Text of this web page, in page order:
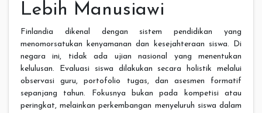
Lebih Manusiawi
Finlandia dikenal dengan sistem pendidikan yang
menomorsatukan kenyamanan dan kesejahteraan siswa. Di
negara ini, tidak ada ujian nasional yang menentukan
kelulusan. Evaluasi siswa dilakukan secara holistik melalui
observasi guru, portofolio tugas, dan asesmen formatif
sepanjang tahun. Fokusnya bukan pada kompetisi atau
peringkat, melainkan perkembangan menyeluruh siswa dalam